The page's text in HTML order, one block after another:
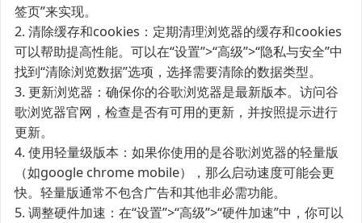
签页”来实现。
2. 清除缓存和cookies：定期清理浏览器的缓存和cookies
可以帮助提高性能。可以在“设置”>“高级”>“隐私与安全”中
找到“清除浏览数据”选项，选择需要清除的数据类型。
3. 更新浏览器：确保你的谷歌浏览器是最新版本。访问谷
歌浏览器官网，检查是否有可用的更新，并按照提示进行
更新。
4. 使用轻量级版本：如果你使用的是谷歌浏览器的轻量版
（如google chrome mobile），那么启动速度可能会更
快。轻量版通常不包含广告和其他非必需功能。
5. 调整硬件加速：在“设置”>“高级”>“硬件加速”中，你可以